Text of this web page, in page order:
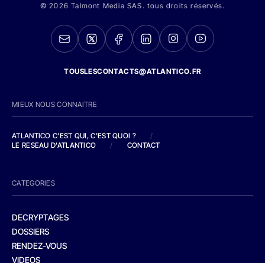
© 2026 Talmont Media SAS. tous droits réservés.
TOUSLESCONTACTS@ATLANTICO.FR
MIEUX NOUS CONNAITRE
ATLANTICO C'EST QUI, C'EST QUOI ?
/
LE RESEAU D'ATLANTICO
/ CONTACT
CATEGORIES
DECRYPTAGES
DOSSIERS
RENDEZ-VOUS
VIDEOS